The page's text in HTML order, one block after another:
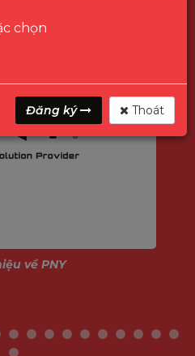
về PNY
chọn
Đăng ký Thoát